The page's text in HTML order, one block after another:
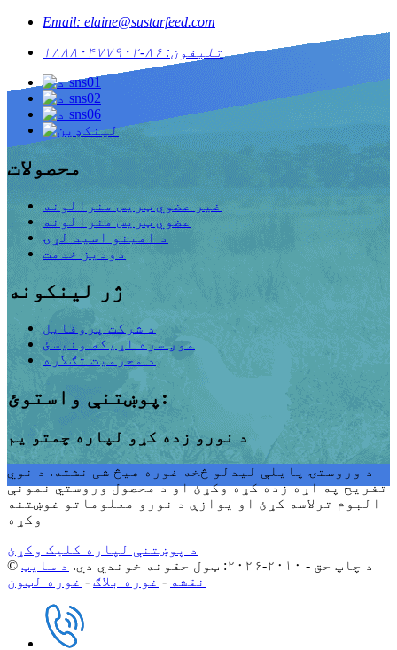
Email: elaine@sustarfeed.com
تلیفون: ۸۶-۱۸۸۸۰۴۷۷۹۰۲
محصولات
غیر عضوي ټریس منرالونه
عضوي ټریس منرالونه
د امینو اسید لړۍ
دودیز خدمت
ژر لینکونه
د شرکت پروفایل
موږ سره اړیکه ونیسئ
د محرمیت تګلاره
پوښتنې واستوئ:
د نورو زده کړو لپاره چمتو یم
د وروستۍ پایلې لیدلو څخه غوره هیڅ شی نشته. د نوي
تفریح ​​په اړه زده کړه وکړئ او د محصول وروستي نمونې
البوم ترلاسه کړئ او یوازې د نورو معلوماتو غوښتنه
وکړه
د پوښتنې لپاره کلیک وکړئ
© د چاپ حق - ۲۰۱۰-۲۰۲۶: ټول حقونه خوندي دي.
د سایټ
نقشه - غوره بلاګ - غوره لټون